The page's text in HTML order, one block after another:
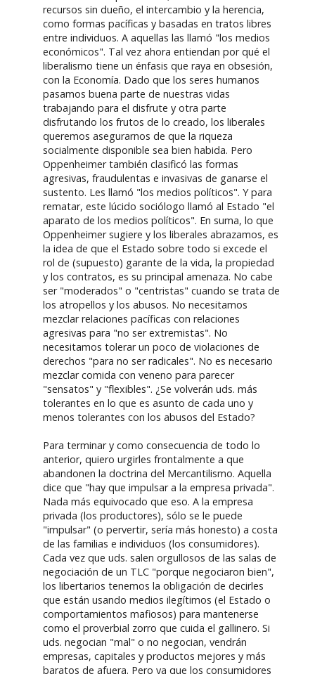
recursos sin dueño, el intercambio y la herencia,
como formas pacíficas y basadas en tratos libres
entre individuos. A aquellas las llamó "los medios
económicos". Tal vez ahora entiendan por qué el
liberalismo tiene un énfasis que raya en obsesión,
con la Economía. Dado que los seres humanos
pasamos buena parte de nuestras vidas
trabajando para el disfrute y otra parte
disfrutando los frutos de lo creado, los liberales
queremos asegurarnos de que la riqueza
socialmente disponible sea bien habida. Pero
Oppenheimer también clasificó las formas
agresivas, fraudulentas e invasivas de ganarse el
sustento. Les llamó "los medios políticos". Y para
rematar, este lúcido sociólogo llamó al Estado "el
aparato de los medios políticos". En suma, lo que
Oppenheimer sugiere y los liberales abrazamos, es
la idea de que el Estado sobre todo si excede el
rol de (supuesto) garante de la vida, la propiedad
y los contratos, es su principal amenaza. No cabe
ser "moderados" o "centristas" cuando se trata de
los atropellos y los abusos. No necesitamos
mezclar relaciones pacíficas con relaciones
agresivas para "no ser extremistas". No
necesitamos tolerar un poco de violaciones de
derechos "para no ser radicales". No es necesario
mezclar comida con veneno para parecer
"sensatos" y "flexibles". ¿Se volverán uds. más
tolerantes en lo que es asunto de cada uno y
menos tolerantes con los abusos del Estado?
Para terminar y como consecuencia de todo lo
anterior, quiero urgirles frontalmente a que
abandonen la doctrina del Mercantilismo. Aquella
dice que "hay que impulsar a la empresa privada".
Nada más equivocado que eso. A la empresa
privada (los productores), sólo se le puede
"impulsar" (o pervertir, sería más honesto) a costa
de las familias e individuos (los consumidores).
Cada vez que uds. salen orgullosos de las salas de
negociación de un TLC "porque negociaron bien",
los libertarios tenemos la obligación de decirles
que están usando medios ilegítimos (el Estado o
comportamientos mafiosos) para mantenerse
como el proverbial zorro que cuida el gallinero. Si
uds. negocian "mal" o no negocian, vendrán
empresas, capitales y productos mejores y más
baratos de afuera. Pero ya que los consumidores